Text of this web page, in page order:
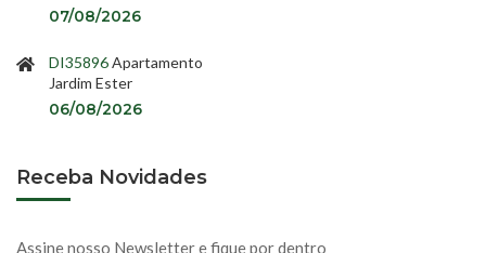
07/08/2026
DI35896Apartamento
Jardim Ester
06/08/2026
Receba Novidades
Assine nosso Newsletter e fique por dentro